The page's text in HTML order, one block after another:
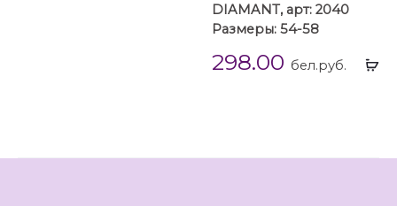
DIAMANT, арт: 2040
Размеры: 54-58
298.00 бел.руб.